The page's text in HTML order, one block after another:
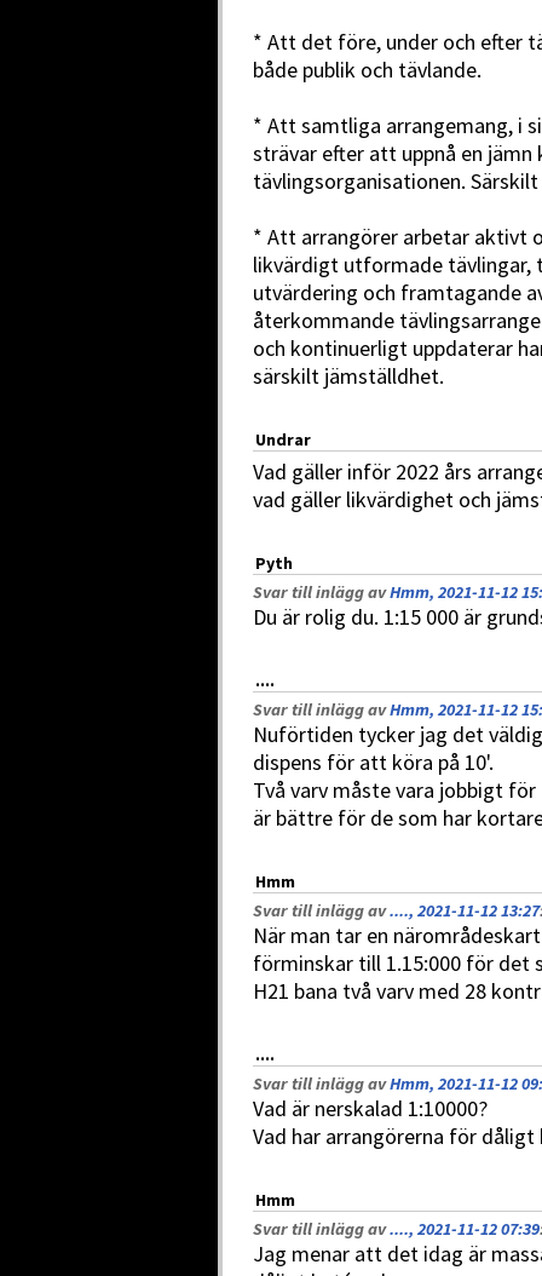
* Att det före, under och efter
både publik och tävlande.
* Att samtliga arrangemang, i
strävar efter att uppnå en
tävlingsorganisationen.
* Att arrangörer arbetar aktivt
likvärdigt utformade tävlingar,
utvärdering och framtagande
återkommande
och kontinuerligt uppdaterar
särskilt jämställdhet.
Undrar
Vad gäller inför 2022 års
vad gäller likvärdighet och
Pyth
Svar till inlägg avHmm, 2021-11-12
Du är rolig du. 1:15 000 är
....
Svar till inlägg avHmm, 2021-11-12
Nuförtiden tycker jag det
dispens för att köra på 10'.
Två varv måste vara jobbigt
är bättre för de som har
Hmm
Svar till inlägg av...., 2021-11-12 13:27
När man tar en
förminskar till 1.15:000 för det
H21 bana två varv med 28
....
Svar till inlägg avHmm, 2021-11-12
Vad är nerskalad 1:10000?
Vad har arrangörerna för dåligt
Hmm
Svar till inlägg av...., 2021-11-12 07:39
Jag menar att det idag är